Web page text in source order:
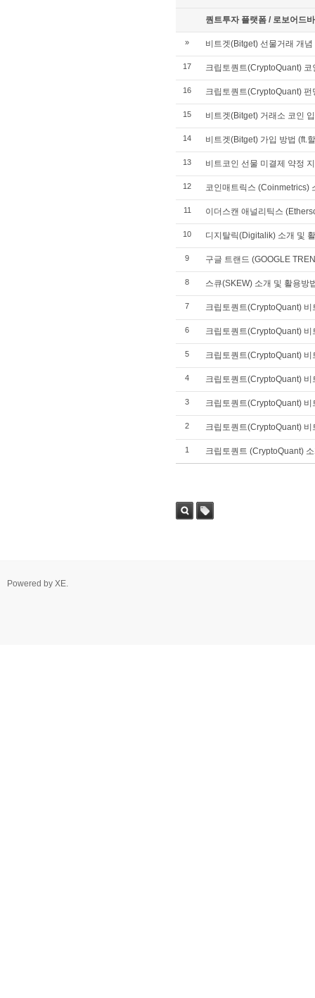
퀀트투자 플랫폼 / 로보어드
» 비트겟(Bitget) 선물거래 개
17 크립토퀀트(CryptoQuant)
16 크립토퀀트(CryptoQuant)
15 비트겟(Bitget) 거래소 코인
14 비트겟(Bitget) 가입 방법 (ft.
13 비트코인 선물 미결제 약정
12 코인매트릭스 (Coinmetrics)
11 이더스캔 애널리틱스
10 디지탈릭(Digitalik) 소개 및
9 구글 트랜드 (GOOGLE
8 스큐(SKEW) 소개 및 활용방
7 크립토퀀트(CryptoQuant)
6 크립토퀀트(CryptoQuant)
5 크립토퀀트(CryptoQuant)
4 크립토퀀트(CryptoQuant)
3 크립토퀀트(CryptoQuant)
2 크립토퀀트(CryptoQuant)
1 크립토퀀트 (CryptoQuant)
Powered by XE.